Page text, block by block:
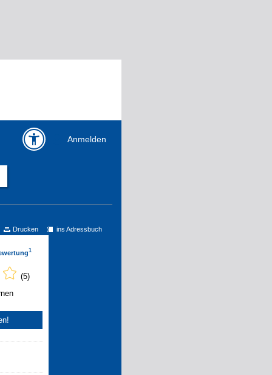
Anmelden
ins Adressbuch
Drucken
1
(5)